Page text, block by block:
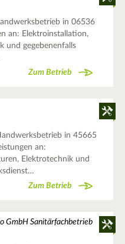
in 06536
an: Elektroinstallation,
und gegebenenfalls
Zum Betrieb
in 45665
an:
Elektrotechnik und
Zum Betrieb
GmbH Sanitärfachbetrieb